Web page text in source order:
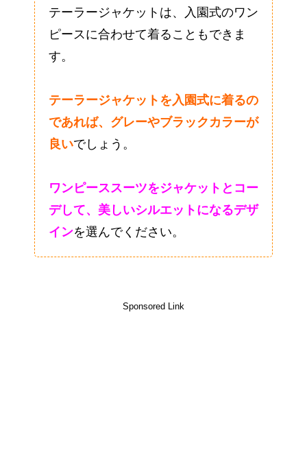
テーラージャケットは、入園式のワン
ピースに合わせて着ることもできま
す。
テーラージャケットを入園式に着るの
であれば、グレーやブラックカラーが
良いでしょう。
ワンピーススーツをジャケットとコー
デして、美しいシルエットになるデザ
インを選んでください。
Sponsored Link